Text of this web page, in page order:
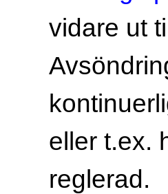
vidare ut
eller t.ex.
reglerad.